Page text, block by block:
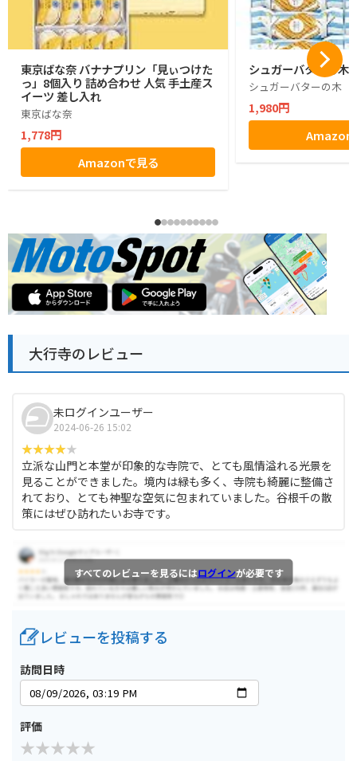
東京ばな奈 バナナプリン「見ぃつけた
っ」8個入り 詰め合わせ 人気 手土産ス
イーツ 差し入れ
東京ばな奈
1,778円
Amazonで見る
シュガーバターの木
シュガーバターの木
1,980円
Amazon
大行寺のレビュー
未ログインユーザー
2024-06-26 15:02
立派な山門と本堂が印象的な寺院で、とても風情溢れる光景を
見ることができました。境内は緑も多く、寺院も綺麗に整備さ
れており、とても神聖な空気に包まれていました。谷根千の散
策にはぜひ訪れたいお寺です。
すべてのレビューを見るにはログインが必要です
レビューを投稿する
訪問日時
評価